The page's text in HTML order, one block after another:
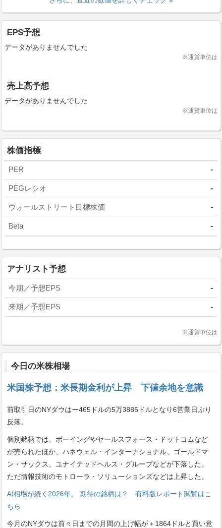
EPS予想
データがありませんでした
※通貨単位は
売上高予想
データがありませんでした
※通貨単位は
株価指標
PER -
PEGレシオ -
ウォールストリート目標株価 -
Beta -
アナリスト予想
今期／予想EPS -
来期／予想EPS -
※通貨単位は
今日の米株相場
米国株予想：米長期金利が上昇 下値余地を意識
前取引日のNYダウはー465ドルの5万3885ドルとなり6営業日ぶり
反落。
個別銘柄では、ボーイングやセールスフォース・ドットコムなど
が売られたほか、ハネウェル・インターナショナル、ゴールドマ
ン・サックス、ユナイテッドヘルス・グループなどが下落した。
ただ情報技術のモトローラ・ソリューションズなどは上昇した。
AI相場が続く2026年。 期待の銘柄は？ 有料版レポート閲覧はこ
ちら
今月のNYダウは前々日までの月間の上げ幅が＋1864ドルと買い意